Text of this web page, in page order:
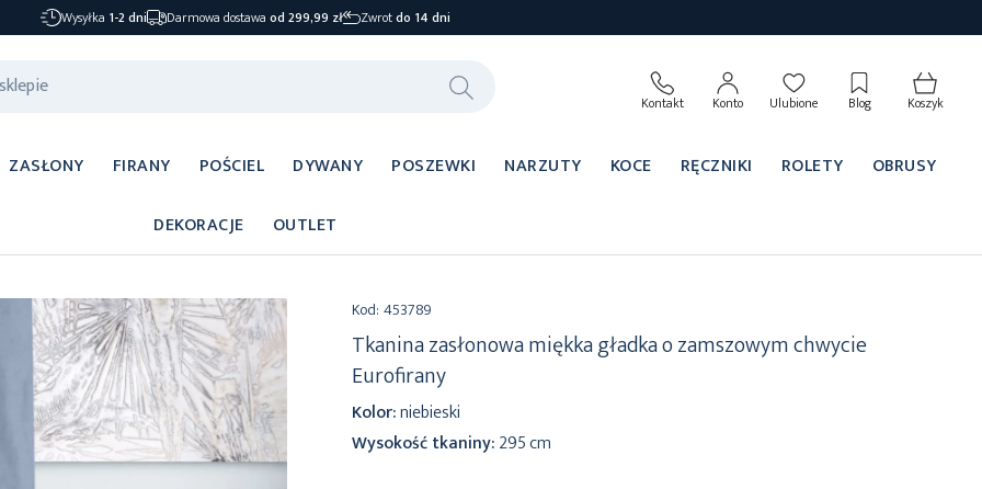
Wysyłka 1-2 dni Darmowa dostawa od 299,99 zł Zwrotdo 14 dni
Kontakt Konto Ulubione Blog Koszyk
ZASŁONY FIRANY POŚCIEL DYWANY POSZEWKI NARZUTY KOCE RĘCZNIKI ROLETY
OBRUSY
DEKORACJE
OUTLET
Kod: 453789
Tkanina zasłonowa miękka gładka o zamszowym chwycie
Eurofirany
Kolor:niebieski
Wysokość tkaniny:295 cm